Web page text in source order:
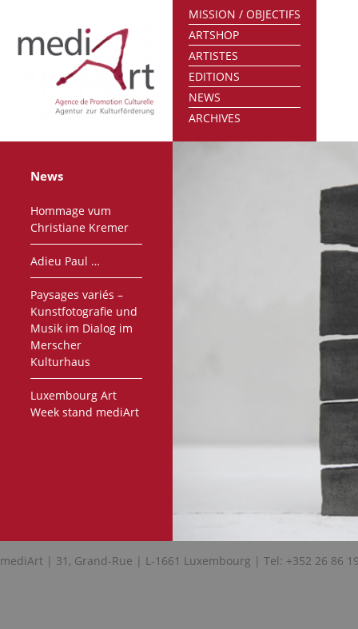
MISSION / OBJECTIFS
ARTSHOP
ARTISTES
EDITIONS
NEWS
ARCHIVES
News
Hommage vum
Christiane Kremer
Adieu Paul …
Paysages variés –
Kunstfotografie und
Musik im Dialog im
Merscher
Kulturhaus
Luxembourg Art
Week stand mediArt
mediArt | 31, Grand-Rue | L-1661 Luxembourg | Tel: +352 26 86